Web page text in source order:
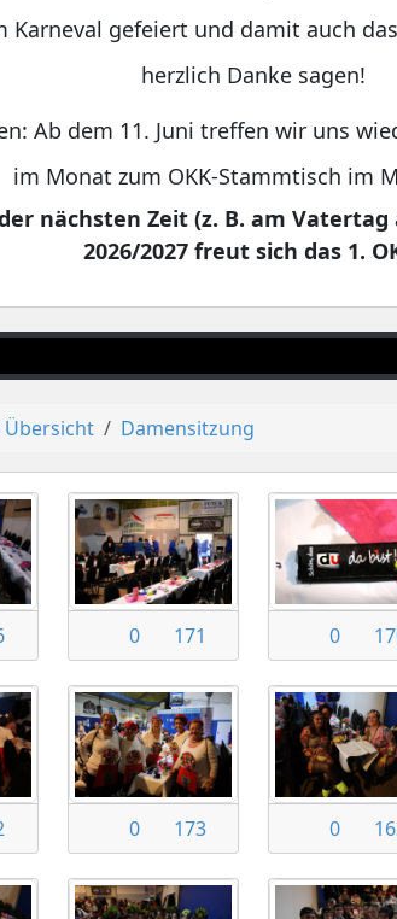
Karneval gefeiert und damit auch
herzlich Danke sagen!
Ab dem 11. Juni treffen wir uns
im Monat zum OKK-Stammtisch im
nächsten Zeit (z. B. am
2026/2027 freut sich das 1.
Übersicht Damensitzung
0 171 0
0 173 0